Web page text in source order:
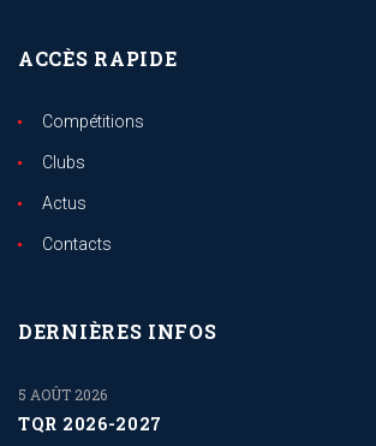
ACCÈS RAPIDE
Compétitions
Clubs
Actus
Contacts
DERNIÈRES INFOS
TQR 2026-2027
5 AOÛT 2026